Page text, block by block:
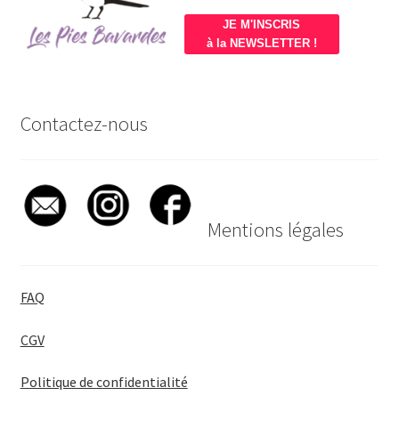
JE M'INSCRIS
à la NEWSLETTER !
Contactez-nous
Mentions légales
FAQ
CGV
Politique de confidentialité